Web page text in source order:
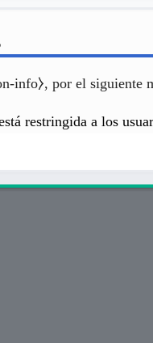
info⧽, por el siguiente
restringida a los